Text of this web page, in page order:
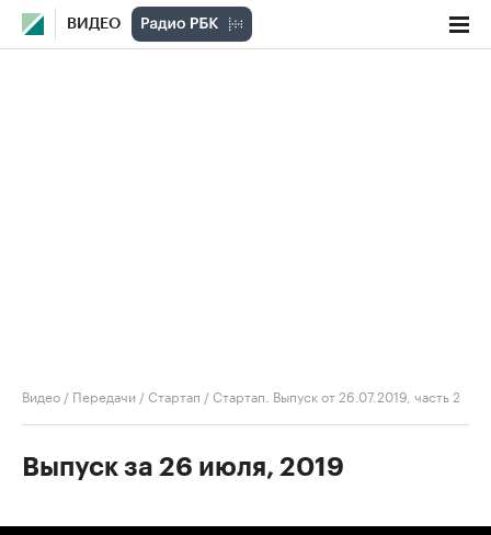
ВИДЕО
Видео / Передачи /Стартап /Стартап. Выпуск от 26.07.2019, часть 2
Выпуск за 26 июля, 2019